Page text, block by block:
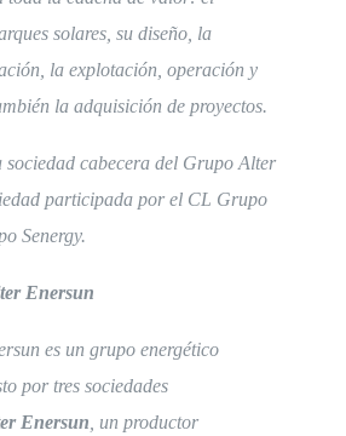
solares, su diseño, la
la explotación, operación y
la adquisición de proyectos.
cabecera del Grupo Alter
participada por el CL Grupo
Senergy.
Enersun
es un grupo energético
por tres sociedades
Enersun , un productor